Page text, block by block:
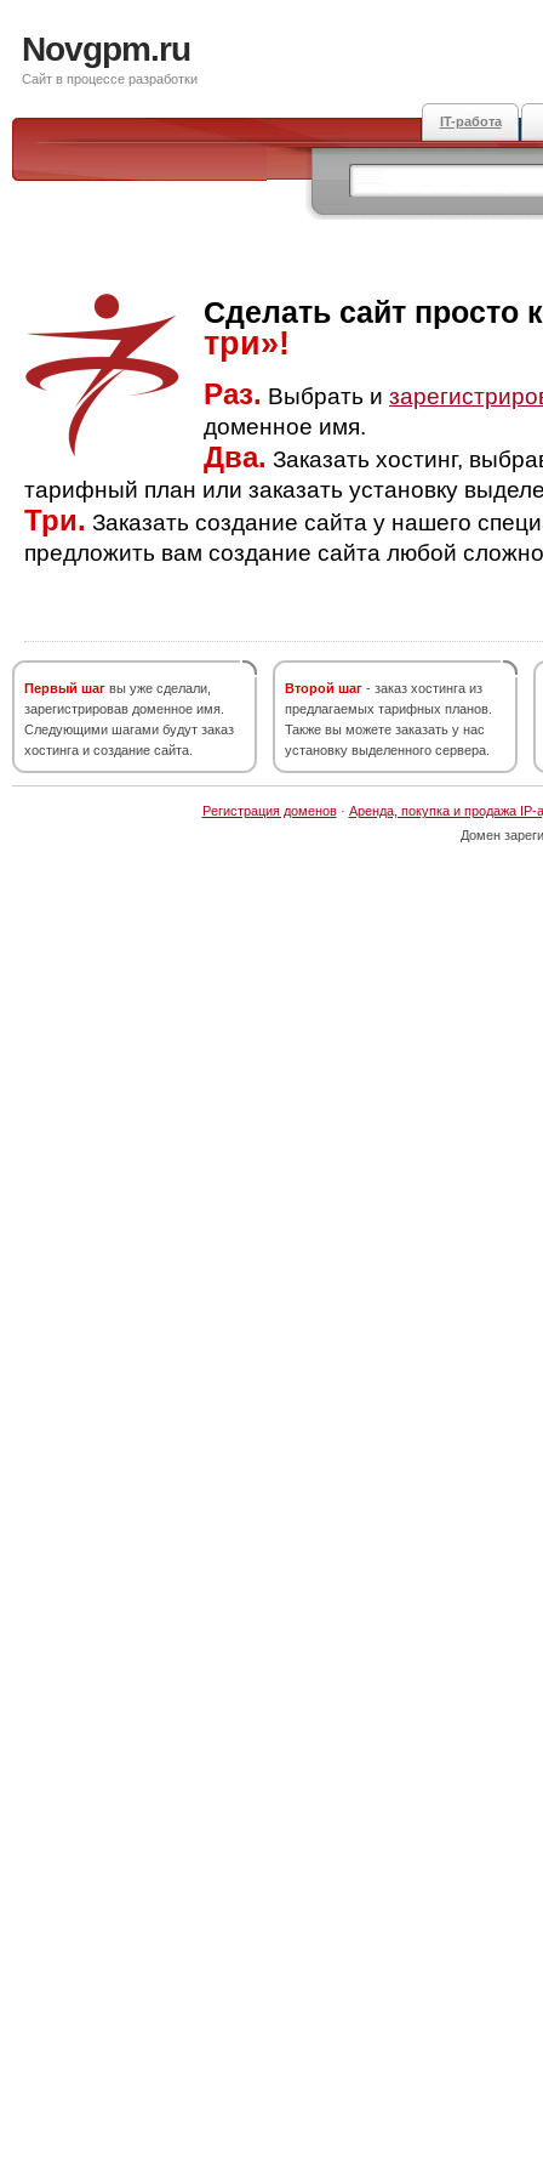
Novgpm.ru
Сайт в процессе разработки
IT-работа
Сделать сайт просто
три»!
Раз. Выбрать и
доменное имя.
Два. Заказать хостинг,
тарифный план или заказать установку
Три. Заказать создание сайта у нашего
предложить вам создание сайта любой
Первый шаг вы уже сделали,
зарегистрировав доменное имя.
Следующими шагами будут заказ
хостинга и создание сайта.
Второй шаг - заказ хостинга из
предлагаемых тарифных планов.
Также вы можете заказать у нас
установку выделенного сервера.
Регистрация доменов· Аренда, покупка и продажа IP-
Домен